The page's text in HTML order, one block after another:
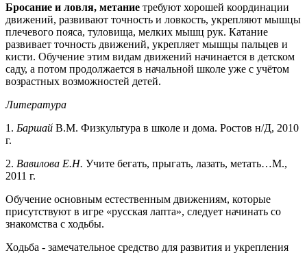
Бросание и ловля, метание требуют хорошей координации
движений, развивают точность и ловкость, укрепляют мышцы
плечевого пояса, туловища, мелких мышц рук. Катание
развивает точность движений, укрепляет мышцы пальцев и
кисти. Обучение этим видам движений начинается в детском
саду, а потом продолжается в начальной школе уже с учётом
возрастных возможностей детей.
Литература
1. Баршай В.М. Физкультура в школе и дома. Ростов н/Д, 2010
г.
2. Вавилова Е.Н. Учите бегать, прыгать, лазать, метать…М.,
2011 г.
Обучение основным естественным движениям, которые
присутствуют в игре «русская лапта», следует начинать со
знакомства с ходьбы.
Ходьба - замечательное средство для развития и укрепления